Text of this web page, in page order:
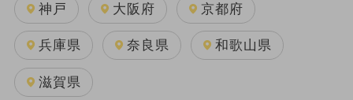
神戸 大阪府 京都府
兵庫県 奈良県 和歌山県
滋賀県